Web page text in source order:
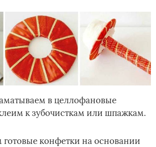
в целлофановые
к зубочисткам или шпажкам.
конфетки на основании